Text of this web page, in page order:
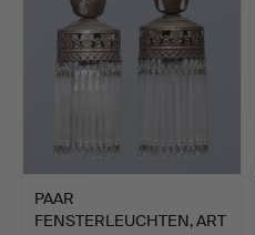
PAAR
FENSTERLEUCHTEN, ART